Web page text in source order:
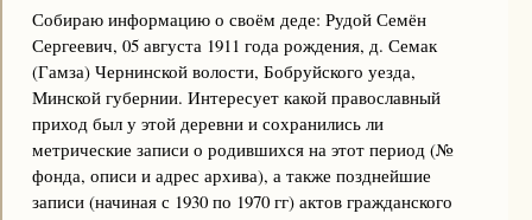
Собираю информацию о своём деде: Рудой Семён
Сергеевич, 05 августа 1911 года рождения, д. Семак
(Гамза) Чернинской волости, Бобруйского уезда,
Минской губернии. Интересует какой православный
приход был у этой деревни и сохранились ли
метрические записи о родившихся на этот период (№
фонда, описи и адрес архива), а также позднейшие
записи (начиная с 1930 по 1970 гг) актов гражданского